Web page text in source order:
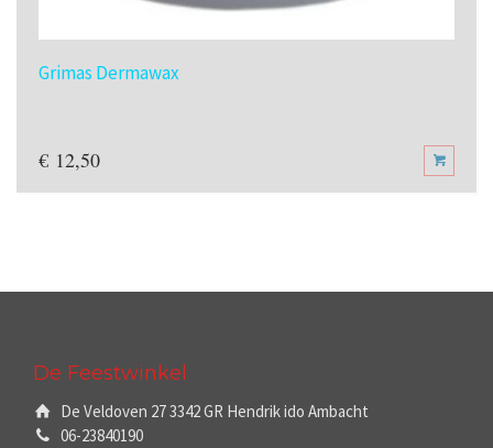
Grimas Dermawax
€ 12,50
De Feestwinkel
De Veldoven 27 3342 GR Hendrik ido Ambacht
06-23840190